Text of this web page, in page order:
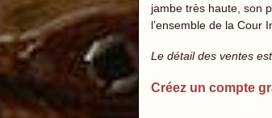
jambe très haute, son
l’ensemble de la Cour
Le détail des ventes
Créez un compte